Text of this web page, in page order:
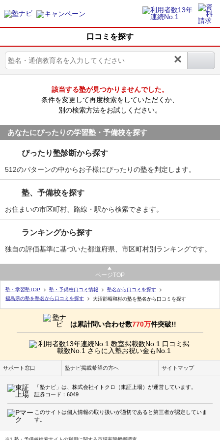
口コミを探す
×
該当する塾が見つかりませんでした。
条件を変更して再度検索をしていただくか、
別の検索方法をお試しください。
あなたにぴったりの学習塾・予備校を探す
ぴったり塾診断から探す
512のパターンの中からお子様にぴったりの塾を判定します。
塾、予備校を探す
お住まいの市区町村、路線・駅から検索できます。
ランキングから探す
独自の評価基準に基づいた都道府県、市区町村別ランキングです。
ページTOP
塾・学習塾TOP 塾・予備校口コミ情報
塾名から口コミを探す
福島県の塾を塾名から口コミを探す
大沼郡昭和村の塾を塾名から口コミを探す
は累計問い合わせ数770万件突破!!
サポート窓口 塾ナビ掲載希望の方へ サイトマップ
「塾ナビ」は、株式会社イトクロ（東証上場）が運営しています。
証券コード：6049
このサイトは個人情報の取り扱いが適切であると第三者が認定していま
す。